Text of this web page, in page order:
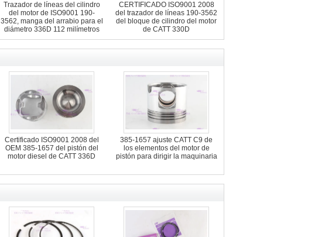
Trazador de líneas del cilindro
del motor de ISO9001 190-
3562, manga del arrabio para el
diámetro 336D 112 milímetros
CERTIFICADO ISO9001 2008
del trazador de líneas 190-3562
del bloque de cilindro del motor
de CATT 330D
Certificado ISO9001 2008 del
OEM 385-1657 del pistón del
motor diesel de CATT 336D
385-1657 ajuste CATT C9 de
los elementos del motor de
pistón para dirigir la maquinaria